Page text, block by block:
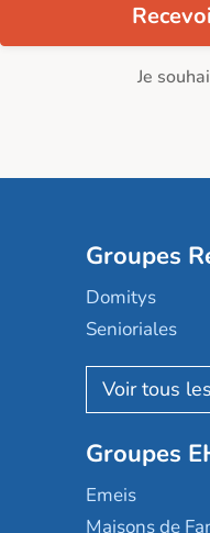
Je
Groupes
Domitys
Senioriales
Nohée
Les
Mobicap
Domusvi
Happy Senior
Groupes
Emeis
Maisons de